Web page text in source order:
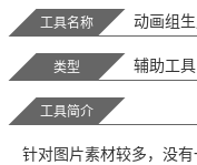
工具名称 动画组
类型 辅助工具
工具简介
针对图片素材较多，没